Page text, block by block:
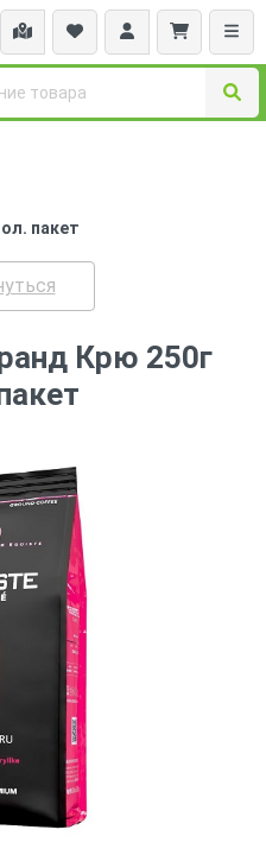
пакет
Крю 250г